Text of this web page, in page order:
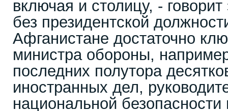
включая и столицу, -
без президентской
Афганистане достаточно
министра обороны,
последних полутора
иностранных дел,
национальной безопасности